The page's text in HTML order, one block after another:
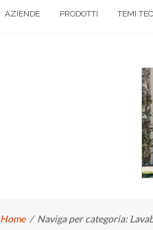
AZIENDE PRODOTTI TEMI
Home / Naviga per categoria: